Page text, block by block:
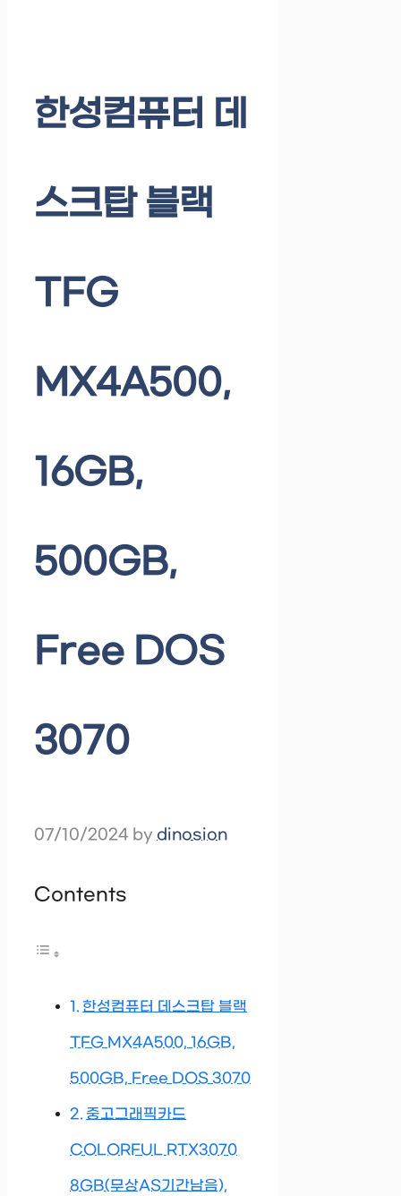
한성컴퓨터 데
스크탑 블랙
TFG
MX4A500,
16GB,
500GB,
Free DOS
3070
07/10/2024 by dinosion
Contents
한성컴퓨터 데스크탑 블랙
TFG MX4A500, 16GB,
500GB, Free DOS 3070
중고그래픽카드
COLORFUL RTX3070
8GB(무상AS기간남음),